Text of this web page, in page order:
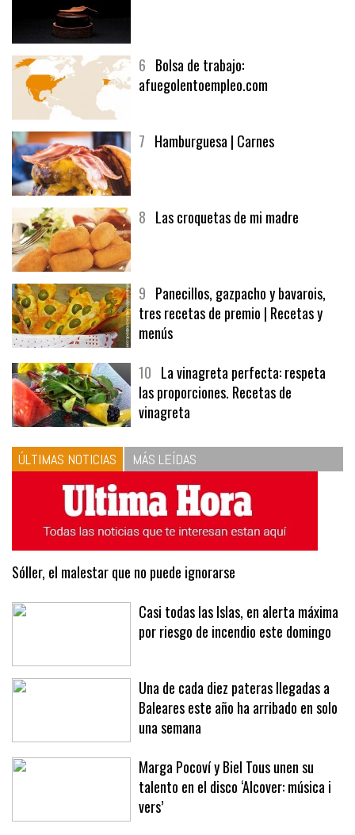
6 Bolsa de trabajo:
afuegolentoempleo.com
7 Hamburguesa | Carnes
8 Las croquetas de mi madre
9 Panecillos, gazpacho y bavarois,
tres recetas de premio | Recetas y
menús
10 La vinagreta perfecta: respeta
las proporciones. Recetas de
vinagreta
ÚLTIMAS NOTICIAS MÁS LEÍDAS
Sóller, el malestar que no puede ignorarse
Casi todas las Islas, en alerta máxima
por riesgo de incendio este domingo
Una de cada diez pateras llegadas a
Baleares este año ha arribado en solo
una semana
Marga Pocoví y Biel Tous unen su
talento en el disco ‘Alcover: música i
vers’